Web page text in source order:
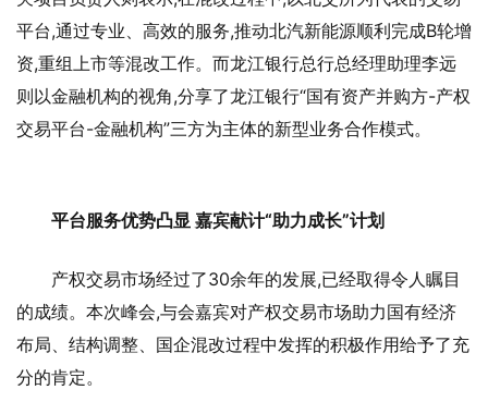
平台,通过专业、高效的服务,推动北汽新能源顺利完成B轮增
资,重组上市等混改工作。而龙江银行总行总经理助理李远
则以金融机构的视角,分享了龙江银行“国有资产并购方-产权
交易平台-金融机构”三方为主体的新型业务合作模式。
平台服务优势凸显 嘉宾献计“助力成长”计划
产权交易市场经过了30余年的发展,已经取得令人瞩目
的成绩。本次峰会,与会嘉宾对产权交易市场助力国有经济
布局、结构调整、国企混改过程中发挥的积极作用给予了充
分的肯定。